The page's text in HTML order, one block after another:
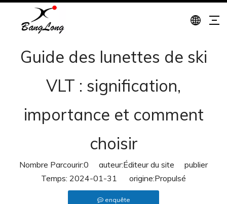
Guide des lunettes de ski
VLT : signification,
importance et comment
choisir
Nombre Parcourir:0 auteur:Éditeur du site publier
Temps: 2024-01-31 origine:Propulsé
enquête